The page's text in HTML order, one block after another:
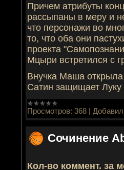
Причем атрибуты
рассыпаны в меру и
что персонажи во
то, что оба они
проекта
Мцыри встретился с
Внучка Маша открыла
Сатин защищает
Просмотров: 368 |
Сочинение
Кол-во коммент. за